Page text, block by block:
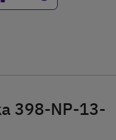
398-NP-13-